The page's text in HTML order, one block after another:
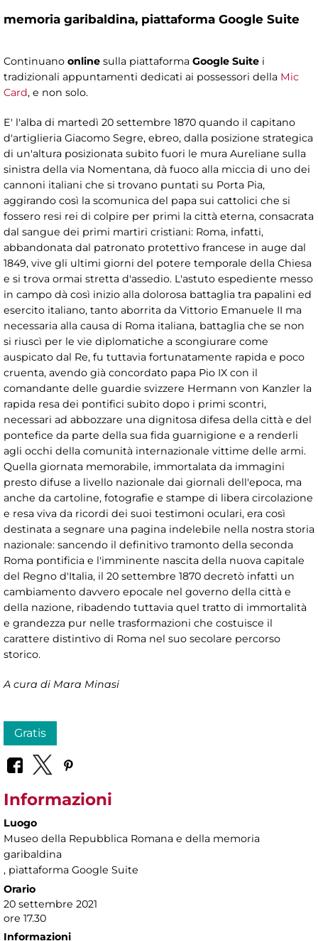
memoria garibaldina, piattaforma Google Suite
Continuano online sulla piattaforma Google Suite i
tradizionali appuntamenti dedicati ai possessori della Mic
Card, e non solo.
E' l'alba di martedì 20 settembre 1870 quando il capitano
d'artiglieria Giacomo Segre, ebreo, dalla posizione strategica
di un'altura posizionata subito fuori le mura Aureliane sulla
sinistra della via Nomentana, dà fuoco alla miccia di uno dei
cannoni italiani che si trovano puntati su Porta Pia,
aggirando così la scomunica del papa sui cattolici che si
fossero resi rei di colpire per primi la città eterna, consacrata
dal sangue dei primi martiri cristiani: Roma, infatti,
abbandonata dal patronato protettivo francese in auge dal
1849, vive gli ultimi giorni del potere temporale della Chiesa
e si trova ormai stretta d'assedio. L'astuto espediente messo
in campo dà così inizio alla dolorosa battaglia tra papalini ed
esercito italiano, tanto aborrita da Vittorio Emanuele II ma
necessaria alla causa di Roma italiana, battaglia che se non
si riuscì per le vie diplomatiche a scongiurare come
auspicato dal Re, fu tuttavia fortunatamente rapida e poco
cruenta, avendo già concordato papa Pio IX con il
comandante delle guardie svizzere Hermann von Kanzler la
rapida resa dei pontifici subito dopo i primi scontri,
necessari ad abbozzare una dignitosa difesa della città e del
pontefice da parte della sua fida guarnigione e a renderli
agli occhi della comunità internazionale vittime delle armi.
Quella giornata memorabile, immortalata da immagini
presto difuse a livello nazionale dai giornali dell'epoca, ma
anche da cartoline, fotografie e stampe di libera circolazione
e resa viva da ricordi dei suoi testimoni oculari, era così
destinata a segnare una pagina indelebile nella nostra storia
nazionale: sancendo il definitivo tramonto della seconda
Roma pontificia e l'imminente nascita della nuova capitale
del Regno d'Italia, il 20 settembre 1870 decretò infatti un
cambiamento davvero epocale nel governo della città e
della nazione, ribadendo tuttavia quel tratto di immortalità
e grandezza pur nelle trasformazioni che costuisce il
carattere distintivo di Roma nel suo secolare percorso
storico.
A cura di Mara Minasi
Gratis
Informazioni
Luogo
Museo della Repubblica Romana e della memoria
garibaldina
, piattaforma Google Suite
Orario
20 settembre 2021
ore 17.30
Informazioni